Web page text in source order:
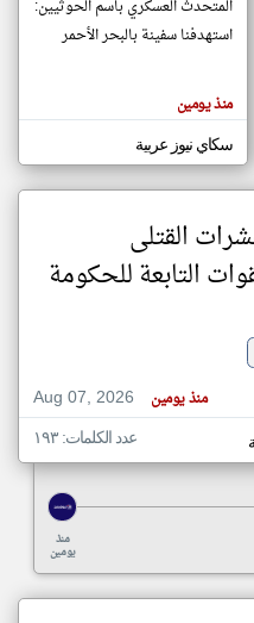
مصادر الأخبار من اليمن
اليمن على مدار الساعة
اليمن العاجلة والمباشرة
المتحدث العسكري باسم الحوثيين:
استهدفنا سفينة بالبحر الأحمر
منذ يومين
سكاي نيوز عربية
القتلى
التابعة للحكومة
Aug 07, 2026
منذ يومين
عدد الكلمات: ١٩٣
منذ
يومين
klyoum.com